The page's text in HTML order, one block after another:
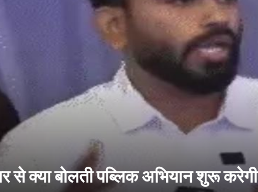
से क्या बोलती पब्लिक अभियान शुरू करेगी